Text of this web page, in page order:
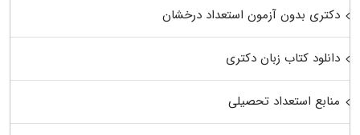
دکتری بدون آزمون استعداد درخشان
دانلود کتاب زبان دکتری
منابع استعداد تحصیلی